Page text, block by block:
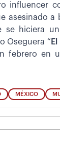
influencer
asesinado a
se hiciera
Oseguera “
febrero en
MÉXICO